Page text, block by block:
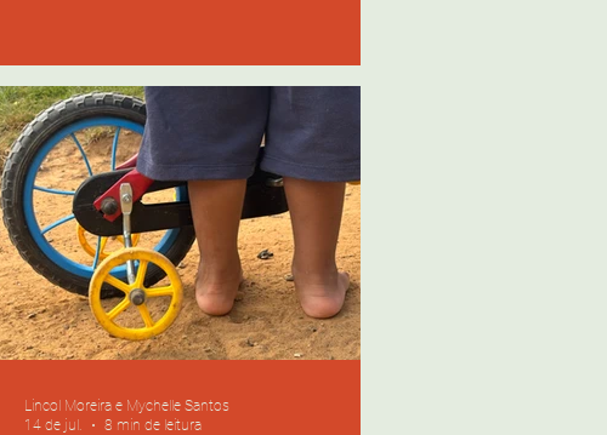
hidrômetro instalado. Foto: Natália Xavier.
#ParaTodosVerem: Ao centro da imagem,
há uma mão segurando uma conta de
água do SAAE referente ao mês de junho
no valor de 19,6
Lincol Moreira e Mychelle Santos
14 de jul.
8 min de leitura